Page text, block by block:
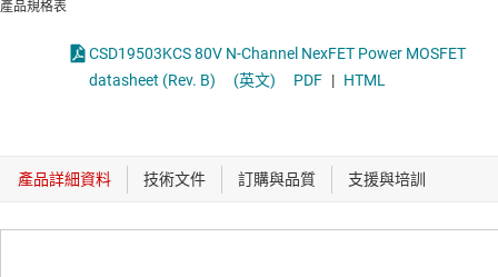
產品規格表
CSD19503KCS 80V N-Channel NexFET Power MOSFET
datasheet (Rev. B)
(英文) PDF | HTML